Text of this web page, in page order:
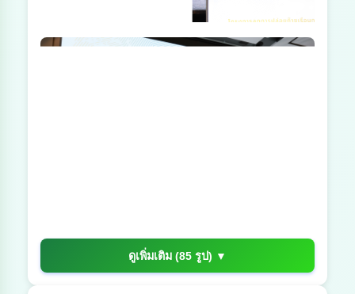
ดูเพิ่มเติม (85 รูป) ▼